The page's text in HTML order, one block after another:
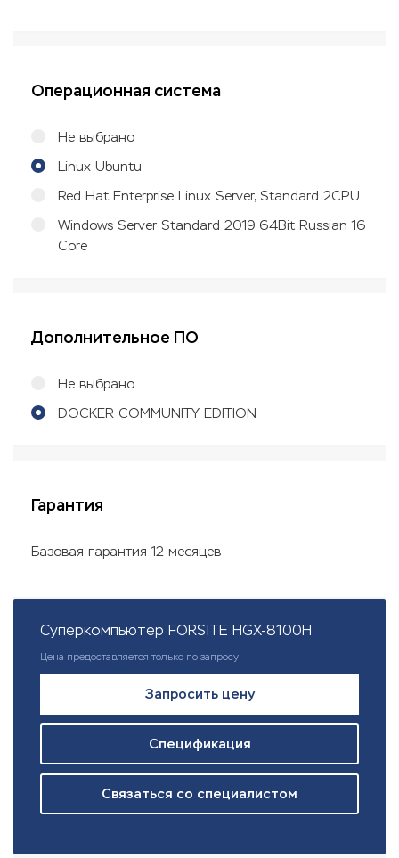
Операционная система
Не выбрано
Linux Ubuntu
Red Hat Enterprise Linux Server, Standard 2CPU
Windows Server Standard 2019 64Bit Russian 16
Core
Дополнительное ПО
Не выбрано
DOCKER COMMUNITY EDITION
Гарантия
Базовая гарантия 12 месяцев
Суперкомпьютер FORSITE HGX-8100H
Цена предоставляется только по запросу
Запросить цену
Спецификация
Связаться со специалистом